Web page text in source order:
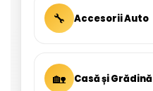
🔧 Accesorii Auto
🏡 Casă și Grădină